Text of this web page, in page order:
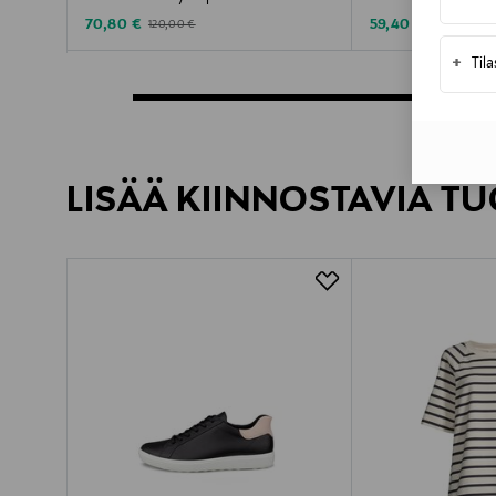
+
Discounted Price
70,80 € Original Price
120,00 €
Discounted Price
59,40 € Original
100,00 €
LISÄÄ KIINNOSTAVIA